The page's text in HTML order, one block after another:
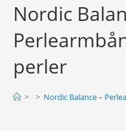
Nordic
perler
> > Nordic Balance –